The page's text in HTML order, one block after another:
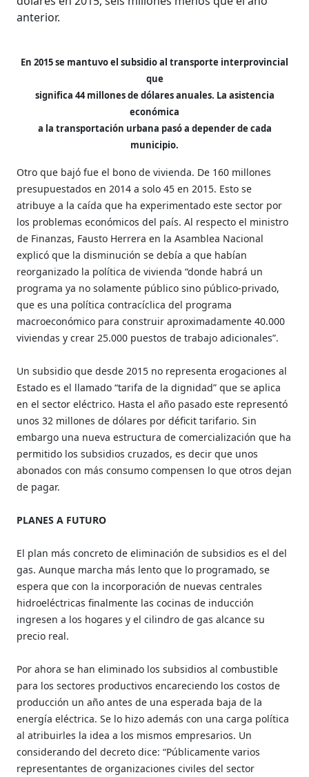
anterior.
En 2015 se mantuvo el subsidio al transporte interprovincial
que
significa 44 millones de dólares anuales. La asistencia
económica
a la transportación urbana pasó a depender de cada
municipio.
Otro que bajó fue el bono de vivienda. De 160 millones
presupuestados en 2014 a solo 45 en 2015. Esto se
atribuye a la caída que ha experimentado este sector por
los problemas económicos del país. Al respecto el ministro
de Finanzas, Fausto Herrera en la Asamblea Nacional
explicó que la disminución se debía a que habían
reorganizado la política de vivienda “donde habrá un
programa ya no solamente público sino público-privado,
que es una política contracíclica del programa
macroeconómico para construir aproximadamente 40.000
viviendas y crear 25.000 puestos de trabajo adicionales”.
Un subsidio que desde 2015 no representa erogaciones al
Estado es el llamado “tarifa de la dignidad” que se aplica
en el sector eléctrico. Hasta el año pasado este representó
unos 32 millones de dólares por déficit tarifario. Sin
embargo una nueva estructura de comercialización que ha
permitido los subsidios cruzados, es decir que unos
abonados con más consumo compensen lo que otros dejan
de pagar.
PLANES A FUTURO
El plan más concreto de eliminación de subsidios es el del
gas. Aunque marcha más lento que lo programado, se
espera que con la incorporación de nuevas centrales
hidroeléctricas finalmente las cocinas de inducción
ingresen a los hogares y el cilindro de gas alcance su
precio real.
Por ahora se han eliminado los subsidios al combustible
para los sectores productivos encareciendo los costos de
producción un año antes de una esperada baja de la
energía eléctrica. Se lo hizo además con una carga política
al atribuirles la idea a los mismos empresarios. Un
considerando del decreto dice: “Públicamente varios
representantes de organizaciones civiles del sector